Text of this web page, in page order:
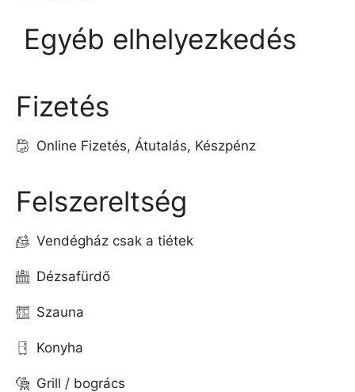
Felszereltség
Vendégház csak a tiétek
Dézsafürdő
Szauna
Konyha
Grill / bogrács
Egyéb elhelyezkedés
Fizetés
Online Fizetés, Átutalás, Készpénz